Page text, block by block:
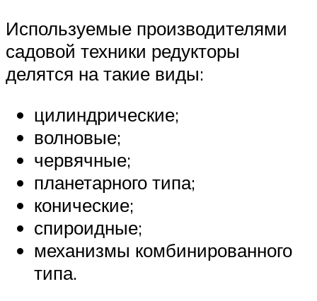
Используемые производителями
садовой техники редукторы
делятся на такие виды:
цилиндрические;
волновые;
червячные;
планетарного типа;
конические;
спироидные;
механизмы комбинированного
типа.